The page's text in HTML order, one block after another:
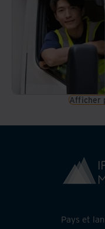
Afficher
Pays et